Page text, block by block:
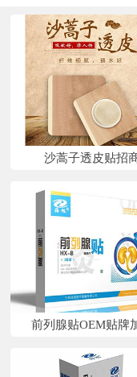
沙蒿子透皮贴招
前列腺贴OEM贴牌